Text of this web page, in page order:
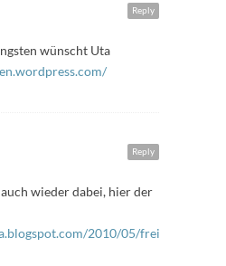
Reply
wünscht Uta
Reply
wieder dabei, hier der
2010/05/freitags-